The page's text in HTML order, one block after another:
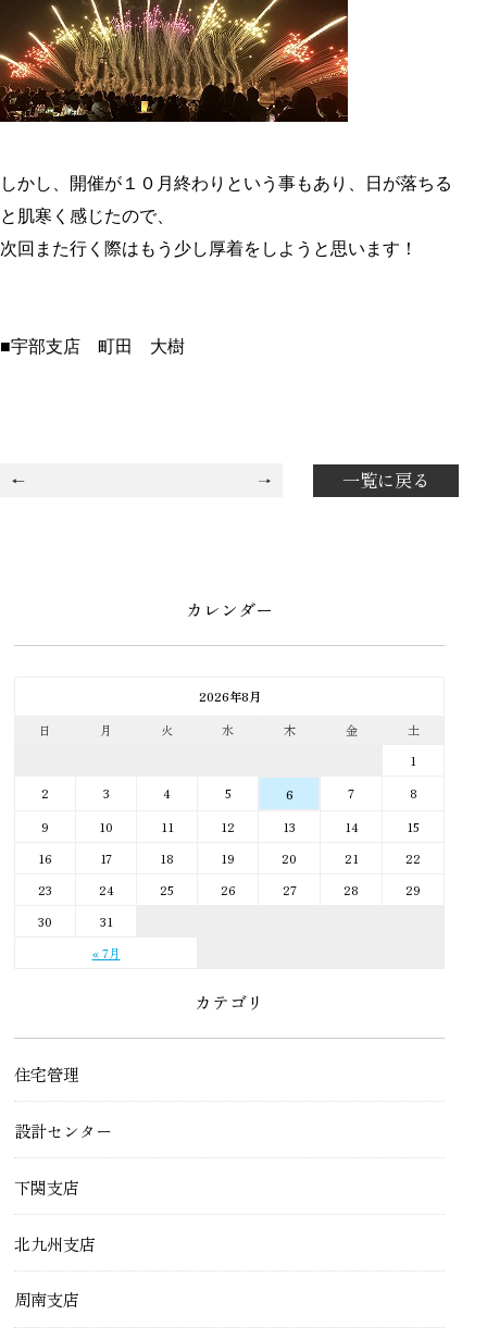
しかし、開催が１０月終わりという事もあり、日が落ちる
と肌寒く感じたので、
次回また行く際はもう少し厚着をしようと思います！
■宇部支店 町田 大樹
一覧に戻る
カレンダー
2026年8月
日
月 火 水 木 金 土
« 7月
1
2
3 4 5 6 7
8
9
10 11 12 13 14
15
16
17 18 19 20 21
22
23
24 25 26 27 28
29
30
31
カテゴリ
住宅管理
設計センター
下関支店
北九州支店
周南支店